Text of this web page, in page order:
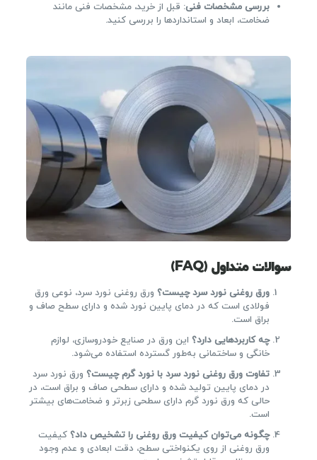
بررسی مشخصات فنی: قبل از خرید، مشخصات فنی مانند
ضخامت، ابعاد و استانداردها را بررسی کنید.
سوالات متداول (FAQ)
ورق روغنی نورد سرد چیست؟ورق روغنی نورد سرد، نوعی ورق
فولادی است که در دمای پایین نورد شده و دارای سطح صاف و
براق است.
چه کاربردهایی دارد؟این ورق در صنایع خودروسازی، لوازم
خانگی و ساختمانی به‌طور گسترده استفاده می‌شود.
تفاوت ورق روغنی نورد سرد با نورد گرم چیست؟ورق نورد سرد
در دمای پایین تولید شده و دارای سطحی صاف و براق است، در
حالی که ورق نورد گرم دارای سطحی زبرتر و ضخامت‌های بیشتر
است.
چگونه می‌توان کیفیت ورق روغنی را تشخیص داد؟کیفیت
ورق روغنی از روی یکنواختی سطح، دقت ابعادی و عدم وجود